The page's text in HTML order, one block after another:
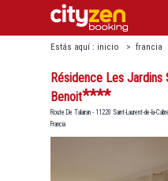
Estás aquí : inicio > francia
laurent-de-la-cabrerisse >
Résidence Les Jardins
Benoit****
Route De Talairan - 11220 Saint-Laurent-de-la-
Francia